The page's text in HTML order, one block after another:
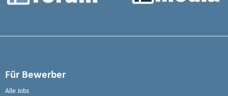
Für Bewerber
Alle Jobs